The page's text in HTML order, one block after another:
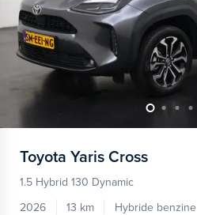
Toyota Yaris Cross
1.5 Hybrid 130 Dynamic
2026
13 km Hybride benzine